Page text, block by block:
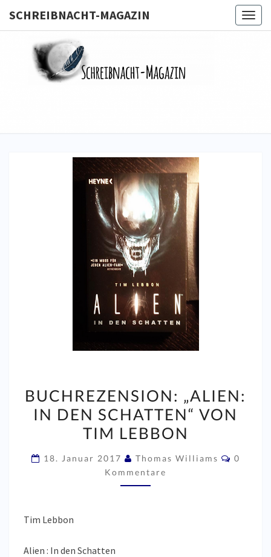
SCHREIBNACHT-MAGAZIN
„ALIEN:
IN
DEN
VON
BUCHREZENSION: „ALIEN:
IN DEN SCHATTEN“ VON
TIM LEBBON
18. Januar 2017 Thomas Williams
0
Kommentare
Tim Lebbon
Alien : In den Schatten